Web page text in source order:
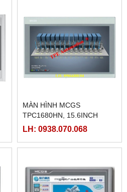
MÀN HÌNH MCGS
TPC1680HN, 15.6INCH
LH: 0938.070.068